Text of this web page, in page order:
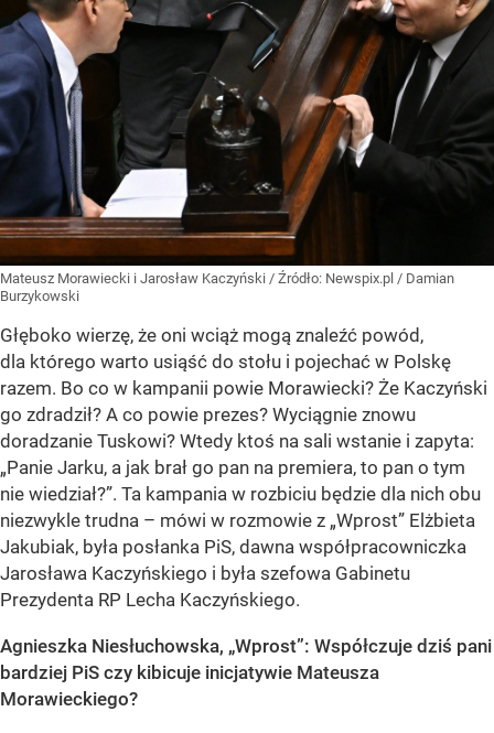
Mateusz Morawiecki i Jarosław Kaczyński / Źródło: Newspix.pl / Damian
Burzykowski
Głęboko wierzę, że oni wciąż mogą znaleźć powód,
dla którego warto usiąść do stołu i pojechać w Polskę
razem. Bo co w kampanii powie Morawiecki? Że Kaczyński
go zdradził? A co powie prezes? Wyciągnie znowu
doradzanie Tuskowi? Wtedy ktoś na sali wstanie i zapyta:
„Panie Jarku, a jak brał go pan na premiera, to pan o tym
nie wiedział?”. Ta kampania w rozbiciu będzie dla nich obu
niezwykle trudna – mówi w rozmowie z „Wprost” Elżbieta
Jakubiak, była posłanka PiS, dawna współpracowniczka
Jarosława Kaczyńskiego i była szefowa Gabinetu
Prezydenta RP Lecha Kaczyńskiego.
Agnieszka Niesłuchowska, „Wprost”: Współczuje dziś pani
bardziej PiS czy kibicuje inicjatywie Mateusza
Morawieckiego?